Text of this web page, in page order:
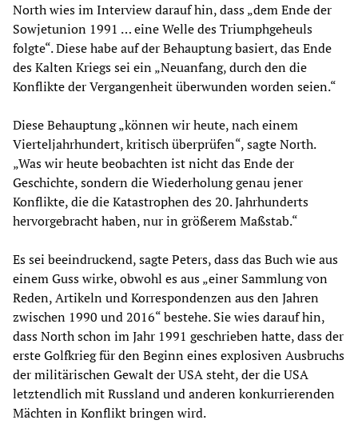
North wies im Interview darauf hin, dass „dem Ende der
Sowjetunion 1991 … eine Welle des Triumphgeheuls
folgte“. Diese habe auf der Behauptung basiert, das Ende
des Kalten Kriegs sei ein „Neuanfang, durch den die
Konflikte der Vergangenheit überwunden worden seien.“
Diese Behauptung „können wir heute, nach einem
Vierteljahrhundert, kritisch überprüfen“, sagte North.
„Was wir heute beobachten ist nicht das Ende der
Geschichte, sondern die Wiederholung genau jener
Konflikte, die die Katastrophen des 20. Jahrhunderts
hervorgebracht haben, nur in größerem Maßstab.“
Es sei beeindruckend, sagte Peters, dass das Buch wie aus
einem Guss wirke, obwohl es aus „einer Sammlung von
Reden, Artikeln und Korrespondenzen aus den Jahren
zwischen 1990 und 2016“ bestehe. Sie wies darauf hin,
dass North schon im Jahr 1991 geschrieben hatte, dass der
erste Golfkrieg für den Beginn eines explosiven Ausbruchs
der militärischen Gewalt der USA steht, der die USA
letztendlich mit Russland und anderen konkurrierenden
Mächten in Konflikt bringen wird.